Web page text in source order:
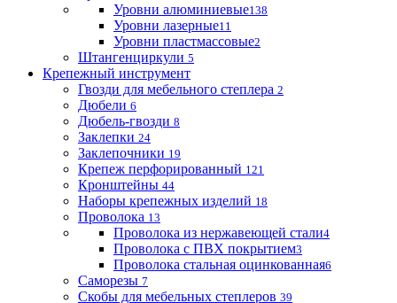
Уровни алюминиевые138
Уровни лазерные11
Уровни пластмассовые2
Штангенциркули 5
Крепежный инструмент
Гвозди для мебельного степлера 2
Дюбели 6
Дюбель-гвозди 8
Заклепки 24
Заклепочники 19
Крепеж перфорированный 121
Кронштейны 44
Наборы крепежных изделий 18
Проволока 13
Проволока из нержавеющей стали4
Проволока с ПВХ покрытием3
Проволока стальная оцинкованная6
Саморезы 7
Скобы для мебельных степлеров 39